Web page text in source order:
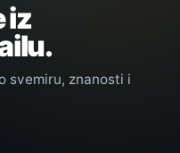
iz
svemiru, znanosti i